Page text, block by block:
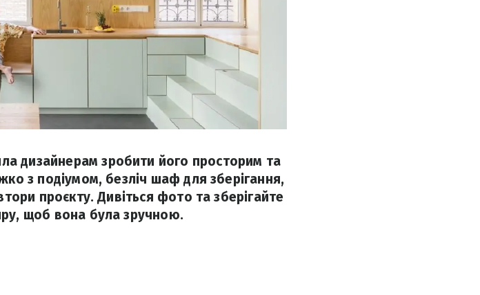
дизайнерам зробити його просторим та
з подіумом, безліч шаф для зберігання,
проєкту. Дивіться фото та зберігайте
щоб вона була зручною.